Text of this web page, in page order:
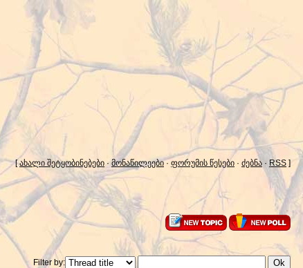
[ახალი შეტყობინებები · მონაწილეები· ფორუმის წესები · ძებნა · RSS ]
Filter by: